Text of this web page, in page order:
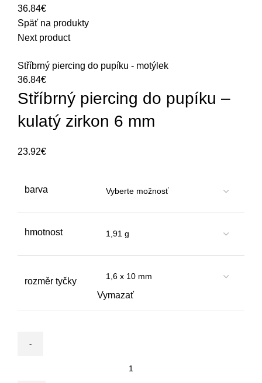
36.84€
Späť na produkty
Next product
Stříbrný piercing do pupíku - motýlek
36.84€
Stříbrný piercing do pupíku –
kulatý zirkon 6 mm
23.92€
barva
hmotnost
rozměr tyčky
Vymazať